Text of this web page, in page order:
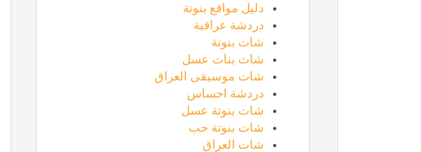
دليل مواقع بنوتة
دردشة عراقية
شات بنوتة
شات بنات عسل
شات موسيقى العراق
دردشة احساس
شات بنوتة عسل
شات بنوتة حب
شات العراق